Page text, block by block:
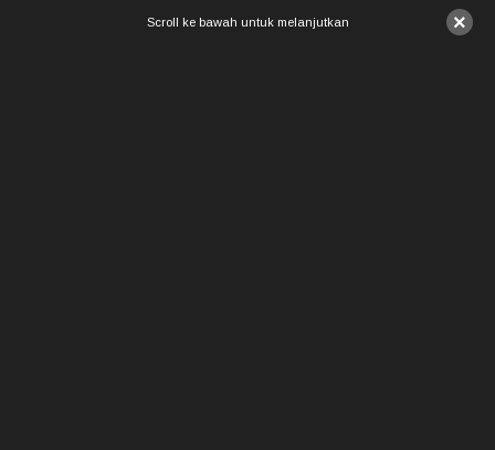
×
Scroll ke bawah untuk melanjutkan